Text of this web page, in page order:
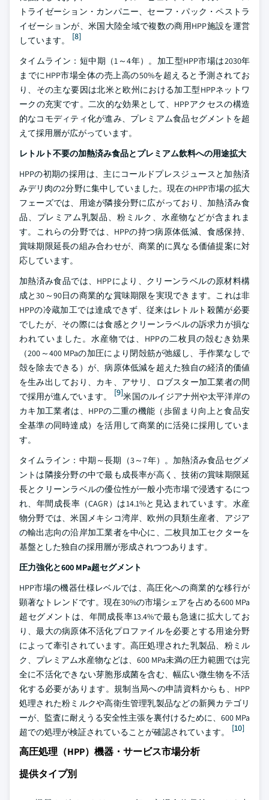
トライゼーション・カンパニー、セーフ・パック・ペストラ
イゼーションが、米国大陸全域で複数の商用HPP施設を運営
しています。
[8]
タイムライン：短中期（1～4年）。加工型HPP市場は2030年
までにHPP市場全体の売上高の50%を超えると予測されてお
り、その主な要因は北米と欧州における加工型HPPネットワ
ークの充実です。二次的な効果として、HPPアクセスの構造
的なコモディティ化が進み、プレミアム食品セグメントを超
えて採用層が広がっています。
レトルト不要の加熱済み食品とプレミアム飲料への用途拡大
HPPの初期の採用は、主にコールドプレスジュースと加熱済
みデリ肉の2分野に集中していました。現在のHPP市場の拡大
フェーズでは、用途が隣接分野に広がっており、加熱済み食
品、プレミアム乳製品、粉ミルク、水産物などが含まれま
す。これらの分野では、HPPの持つ病原体低減、食感保持、
賞味期限延長の組み合わせが、商業的に異なる価値提案に対
応しています。
加熱済み食品では、HPPにより、クリーンラベルの原材料構
成と30～90日の商業的な賞味期限を実現できます。これは非
HPPの冷蔵加工では達成できず、従来はレトルト殺菌が必要
でしたが、その際には食感とクリーンラベルの訴求力が損な
われていました。水産物では、HPPの二枚貝の殻むき効果
（200～400 MPaの加圧により閉殻筋が弛緩し、手作業なしで
殻を除去できる）が、病原体低減を超えた独自の経済的価値
を生み出しており、カキ、アサリ、ロブスター加工業者の間
で採用が進んでいます。
[9]米国のルイジアナ州や太平洋岸の
カキ加工業者は、HPPの二重の機能（歩留まり向上と食品安
全基準の同時達成）を活用して商業的に活発に採用していま
す。
タイムライン：中期～長期（3～7年）。加熱済み食品セグメ
ントは隣接分野の中で最も成長率が高く、技術の賞味期限延
長とクリーンラベルの優位性が一般小売市場で浸透するにつ
れ、年間成長率（CAGR）は14.1%と見込まれています。水産
物分野では、米国メキシコ湾岸、欧州の貝類生産者、アジア
の輸出志向の沿岸加工業者を中心に、二枚貝加工セクターを
基盤とした独自の採用層が形成されつつあります。
圧力強化と600 MPa超セグメント
HPP市場の機器仕様レベルでは、高圧化への商業的な移行が
顕著なトレンドです。現在30%の市場シェアを占める600 MPa
超セグメントは、年間成長率13.4%で最も急速に拡大してお
り、最大の病原体不活化プロファイルを必要とする用途分野
によって牽引されています。高圧処理された乳製品、粉ミル
ク、プレミアム水産物などは、600 MPa未満の圧力範囲では完
全に不活化できない芽胞形成菌を含む、幅広い微生物を不活
化する必要があります。規制当局への申請資料からも、HPP
処理された粉ミルクや高衛生管理乳製品などの新興カテゴリ
ーが、監査に耐えうる安全性主張を裏付けるために、600 MPa
超での処理が検証されていることが確認されています。
[10]
高圧処理（HPP）機器・サービス市場分析
提供タイプ別